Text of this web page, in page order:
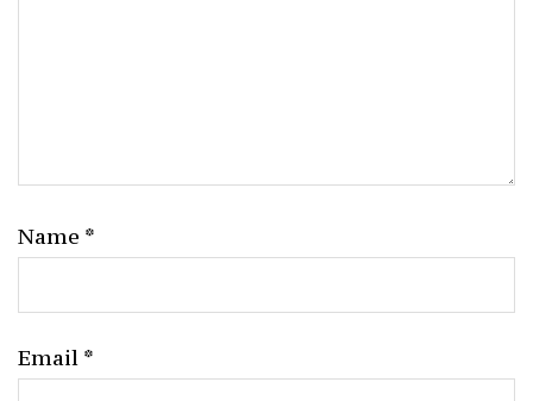
Name *
Email *